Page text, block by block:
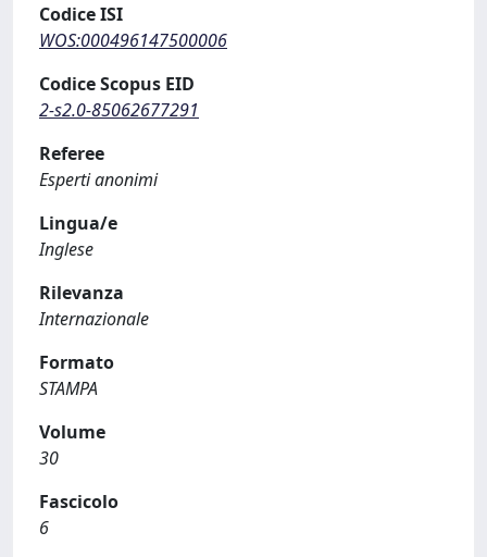
Codice ISI
WOS:000496147500006
Codice Scopus EID
2-s2.0-85062677291
Referee
Esperti anonimi
Lingua/e
Inglese
Rilevanza
Internazionale
Formato
STAMPA
Volume
30
Fascicolo
6